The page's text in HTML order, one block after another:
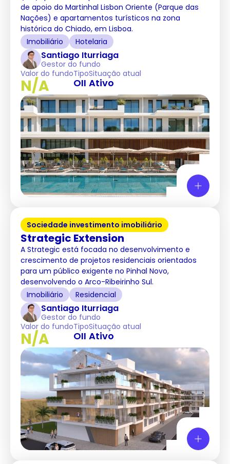
de apoio do Martinhal Lisbon Oriente (Parque das
Nações) e apartamentos turísticos na zona
histórica do Chiado, em Lisboa.
Imobiliário
Hotelaria
Santiago Iturriaga
Gestor do fundo
Valor do fundo
N/A
Tipo
OII
Situação atual
Ativo
Sociedade investimento imobiliário
Strategic Extension
A Strategic está focada no desenvolvimento e
crescimento de projetos residenciais orientados
para um público exigente no Pinhal Novo,
desenvolvendo o Arco-Ribeirinho Sul.
Imobiliário
Residencial
Santiago Iturriaga
Gestor do fundo
Valor do fundo
N/A
Tipo
OII
Situação atual
Ativo